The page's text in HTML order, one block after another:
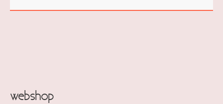
webshop